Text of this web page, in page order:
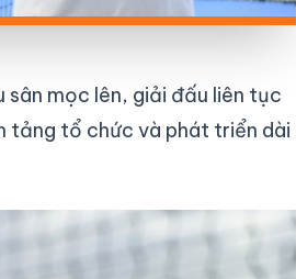
sân mọc lên, giải đấu liên tục
tảng tổ chức và phát triển dài